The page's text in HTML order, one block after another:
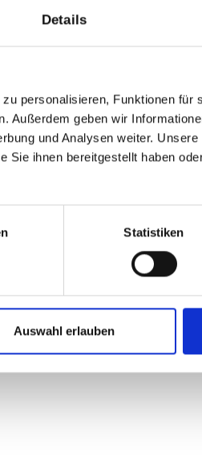
Details
personalisieren, Funktionen für
Außerdem geben wir
und Analysen weiter.
Sie ihnen bereitgestellt haben
Statistiken
Auswahl erlauben